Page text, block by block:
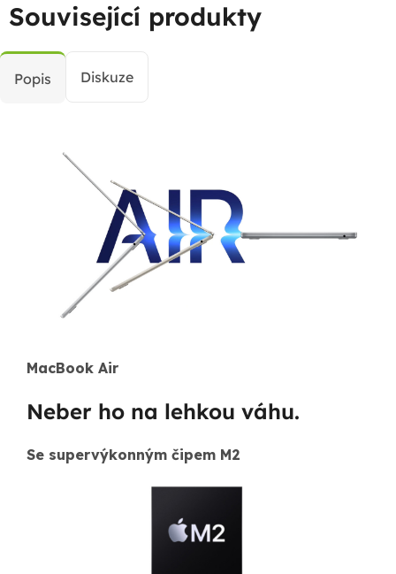
Související produkty
Popis Diskuze
MacBook Air
Neber ho na lehkou váhu.
Se supervýkonným čipem M2